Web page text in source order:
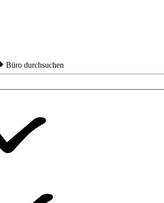
Büro durchsuchen